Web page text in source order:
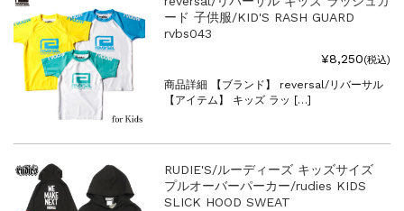
ード 子供服/KID'S RASH GUARD
rvbs043
¥8,250(税込)
商品詳細 【ブランド】 reversal/リバーサル
【アイテム】 キッズ ラッ […]
RUDIE'S/ルーディーズ キッズサイズ
プルオーバーパーカー/rudies KIDS
SLICK HOOD SWEAT